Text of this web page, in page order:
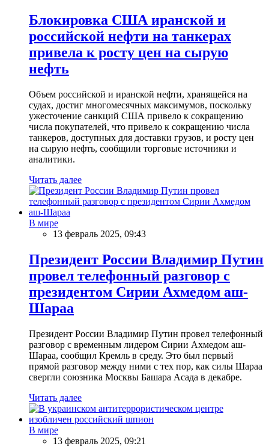
Блокировка США иранской и
российской нефти на танкерах
привела к росту цен на сырую
нефть
Объем российской и иранской нефти, хранящейся на
судах, достиг многомесячных максимумов, поскольку
ужесточение санкций США привело к сокращению
числа покупателей, что привело к сокращению числа
танкеров, доступных для доставки грузов, и росту цен
на сырую нефть, сообщили торговые источники и
аналитики.
Читать далее
В мире
13 февраль 2025, 09:43
Президент России Владимир Путин
провел телефонный разговор с
президентом Сирии Ахмедом аш-
Шараа
Президент России Владимир Путин провел телефонный
разговор с временным лидером Сирии Ахмедом аш-
Шараа, сообщил Кремль в среду. Это был первый
прямой разговор между ними с тех пор, как силы Шараа
свергли союзника Москвы Башара Асада в декабре.
Читать далее
В мире
13 февраль 2025, 09:21